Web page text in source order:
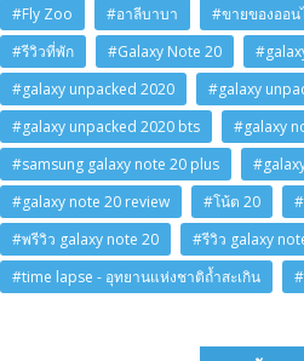
#Fly Zoo
#อาลีบาบา #ขายของออน
#รีวิวที่พัก
#Galaxy Note 20
#galaxy unpacked 2020
#galaxy
#galaxy unpacked 2020 bts
#galaxy
#samsung galaxy note 20 plus
#galaxy note 20 review
#โน้ต 20
#พรีวิว galaxy note 20
#รีวิว galaxy
#time lapse - อุทยานแห่งชาติถ้ำสะเกิน